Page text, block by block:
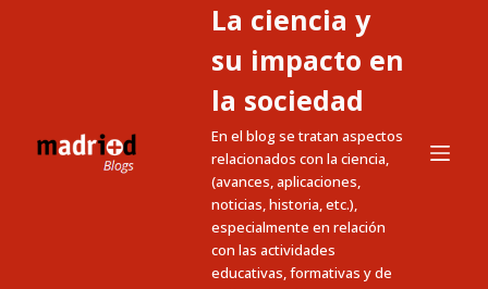
La ciencia y
su impacto en
la sociedad
En el blog se tratan aspectos
relacionados con la ciencia,
(avances, aplicaciones,
noticias, historia, etc.),
especialmente en relación
con las actividades
educativas, formativas y de